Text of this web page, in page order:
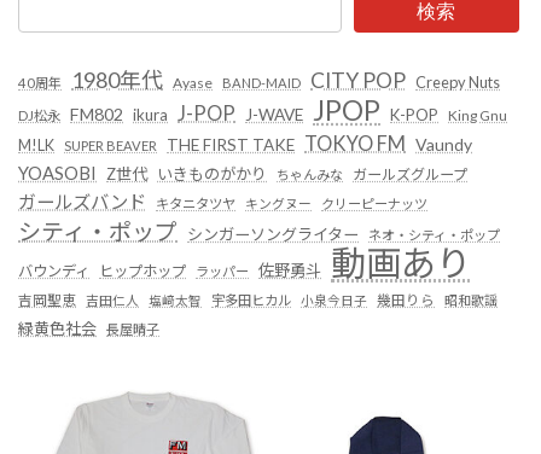
検索
40周年 1980年代 Ayase BAND-MAID CITY POP Creepy Nuts
DJ松永 FM802 ikura J-POP J-WAVE JPOP K-POP
King Gnu
M!LK
SUPER BEAVER THE FIRST TAKE TOKYO FM Vaundy
YOASOBI Z世代 いきものがかり ちゃんみな ガールズグループ
ガールズバンド キタニタツヤ キングヌー クリーピーナッツ
シティ・ポップ シンガーソングライター ネオ・シティ・ポップ
バウンディ ヒップホップ ラッパー 佐野勇斗 動画あり
吉岡聖恵 吉田仁人 塩﨑太智 宇多田ヒカル 小泉今日子 幾田りら 昭和歌謡
緑黄色社会 長屋晴子